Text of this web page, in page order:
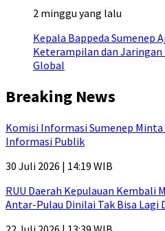
2 minggu yang lalu
Kepala Bappeda Sumenep
Keterampilan dan
Global
Breaking News
Komisi Informasi Sumenep
Informasi Publik
30 Juli 2026 | 14:19 WIB
RUU Daerah Kepulauan Kembali
Antar-Pulau Dinilai Tak Bisa Lagi